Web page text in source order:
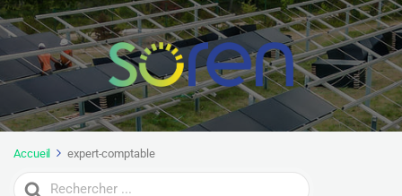
Accueil expert-comptable
Search